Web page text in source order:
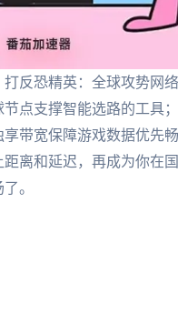
反恐精英：全球攻势网
点支撑智能选路的工具
带宽保障游戏数据优先
离和延迟，再成为你在
。